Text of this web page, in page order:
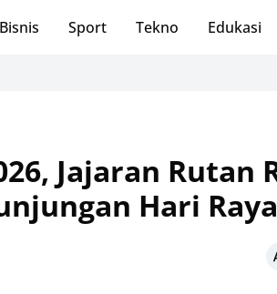
Bisnis Sport Tekno Edukasi
Jajaran Rutan
Hari Raya